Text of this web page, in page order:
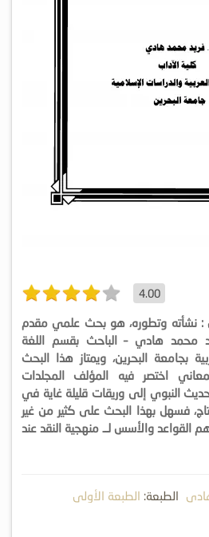
4.00
: نشأته وتطوره، هو بحث علمي مقدم
محمد هادي – الباحث بقسم اللغة
بجامعة البحرين، ويمتاز هذا البحث
اختصر فيه المؤلف المجلدات
النبوي إلى وريقات قليلة غاية في
فسهل بهذا البحث على كثير من غير
والأسس لــ منهجية النقد عند
الطبعة: الطبعة الأولى